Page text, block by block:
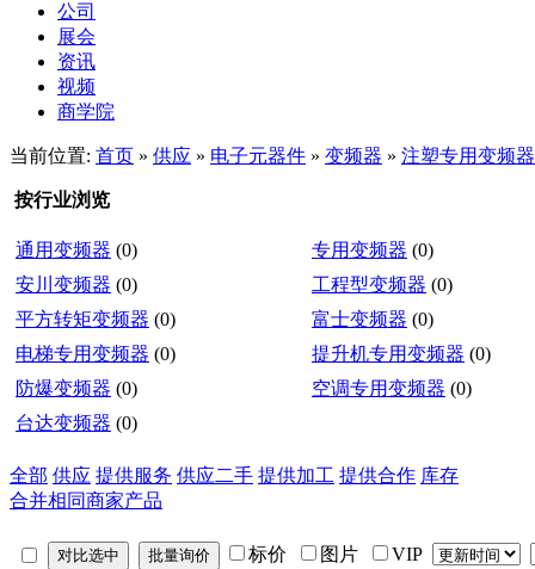
公司
展会
资讯
视频
商学院
当前位置: 首页 » 供应 » 电子元器件 » 变频器 » 注塑专用变频器
按行业浏览
通用变频器 (0) 专用变频器 (0)
安川变频器 (0) 工程型变频器 (0)
平方转矩变频器 (0) 富士变频器 (0)
电梯专用变频器 (0) 提升机专用变频器 (0)
防爆变频器 (0) 空调专用变频器 (0)
台达变频器 (0)
全部 供应 提供服务 供应二手 提供加工 提供合作 库存
合并相同商家产品
标价 图片 VIP